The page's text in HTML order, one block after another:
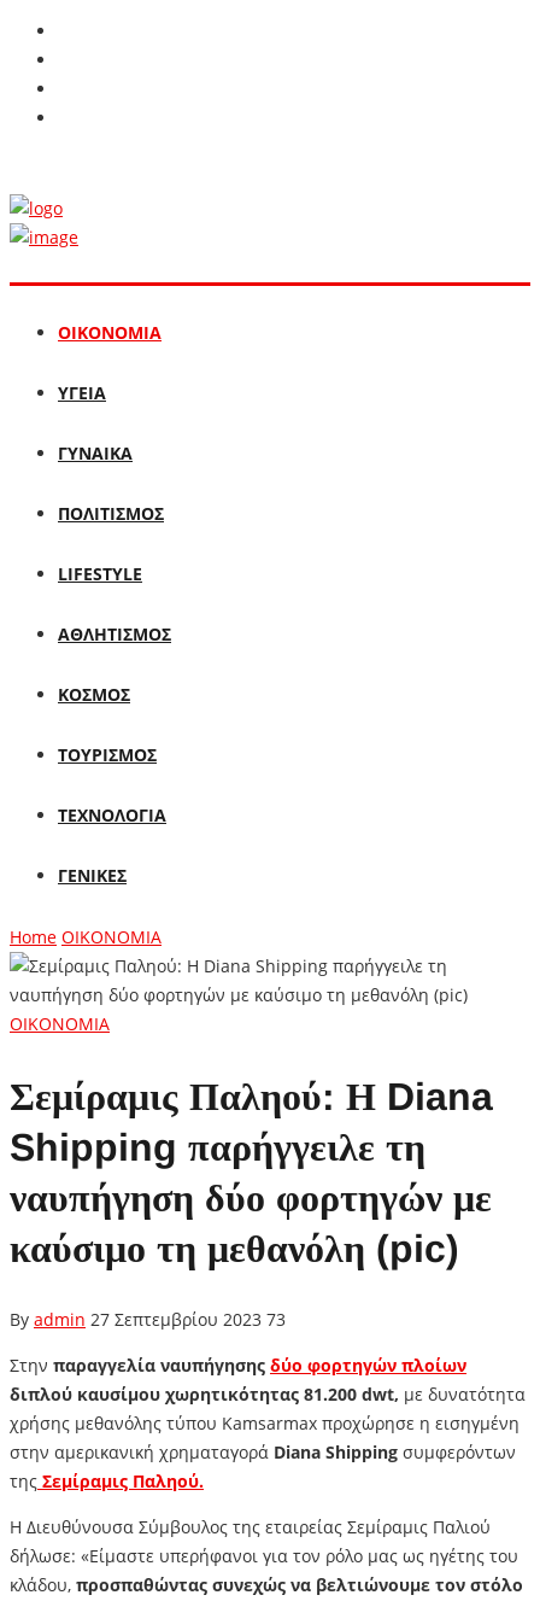
ΟΙΚΟΝΟΜΙΑ
ΥΓΕΙΑ
ΓΥΝΑΙΚΑ
ΠΟΛΙΤΙΣΜΟΣ
LIFESTYLE
ΑΘΛΗΤΙΣΜΟΣ
ΚΟΣΜΟΣ
ΤΟΥΡΙΣΜΟΣ
ΤΕΧΝΟΛΟΓΙΑ
ΓΕΝΙΚΕΣ
Home ΟΙΚΟΝΟΜΙΑ
ΟΙΚΟΝΟΜΙΑ
Σεμίραμις Παληού: Η Diana
Shipping παρήγγειλε τη
ναυπήγηση δύο φορτηγών με
καύσιμο τη μεθανόλη (pic)
By admin 27 Σεπτεμβρίου 2023 73
Στην παραγγελία ναυπήγησης δύο φορτηγών πλοίων
διπλού καυσίμου χωρητικότητας 81.200 dwt, με δυνατότητα
χρήσης μεθανόλης τύπου Kamsarmax προχώρησε η εισηγμένη
στην αμερικανική χρηματαγορά Diana Shipping συμφερόντων
της Σεμίραμις Παληού.
Η Διευθύνουσα Σύμβουλος της εταιρείας Σεμίραμις Παλιού
δήλωσε: «Είμαστε υπερήφανοι για τον ρόλο μας ως ηγέτης του
κλάδου, προσπαθώντας συνεχώς να βελτιώνουμε τον στόλο